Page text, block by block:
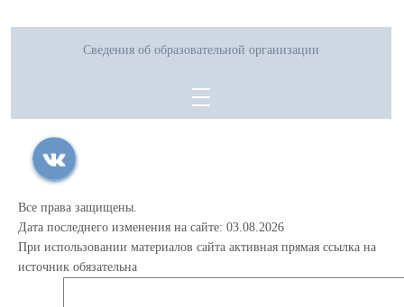
Сведения об образовательной организации
Все права защищены.
Дата последнего изменения на сайте: 03.08.2026
При использовании материалов сайта активная прямая ссылка на
источник обязательна